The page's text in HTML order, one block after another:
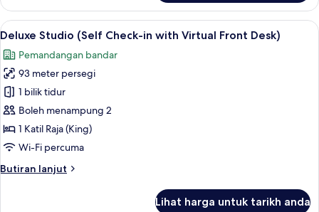
Desk)
Studio
(Self
Check-
with
Virtual
Front
Desk)
Lihat
semua
foto
untuk
Deluxe
Studio
(Self
Check-
with
Deluxe Studio (Self Check-in with
14
Deluxe Studio (Self Check-in with Virtual Front Desk)
Pemandangan bandar
93 meter persegi
1 bilik tidur
Boleh menampung 2
1 Katil Raja (King)
Wi-Fi percuma
Butiran lanjut
Butiran
Lihat harga untuk tarikh anda